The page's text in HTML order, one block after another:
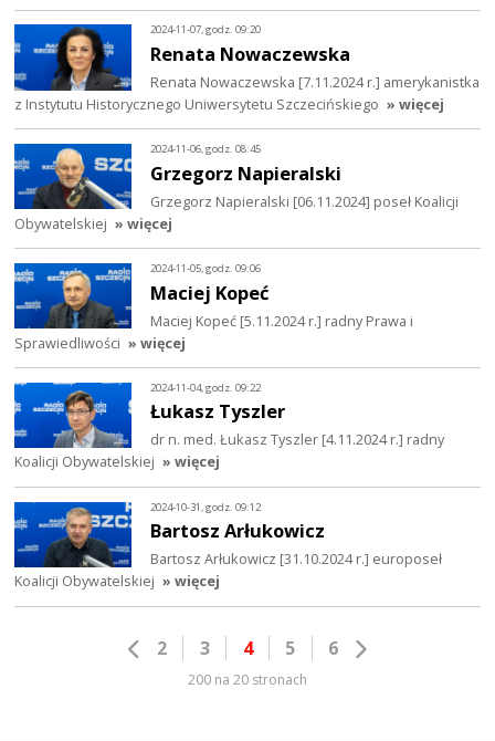
2024-11-07, godz. 09:20
Renata Nowaczewska
Renata Nowaczewska [7.11.2024 r.] amerykanistka
z Instytutu Historycznego Uniwersytetu Szczecińskiego » więcej
2024-11-06, godz. 08:45
Grzegorz Napieralski
Grzegorz Napieralski [06.11.2024] poseł Koalicji
Obywatelskiej » więcej
2024-11-05, godz. 09:06
Maciej Kopeć
Maciej Kopeć [5.11.2024 r.] radny Prawa i
Sprawiedliwości » więcej
2024-11-04, godz. 09:22
Łukasz Tyszler
dr n. med. Łukasz Tyszler [4.11.2024 r.] radny
Koalicji Obywatelskiej » więcej
2024-10-31, godz. 09:12
Bartosz Arłukowicz
Bartosz Arłukowicz [31.10.2024 r.] europoseł
Koalicji Obywatelskiej » więcej
2 3 4 5 6
200 na 20 stronach